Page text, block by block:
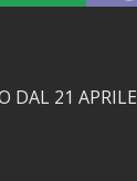
DAL 21 APRILE